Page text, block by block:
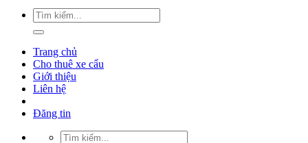
Trang chủ
Cho thuê xe cẩu
Giới thiệu
Liên hệ
Đăng tin